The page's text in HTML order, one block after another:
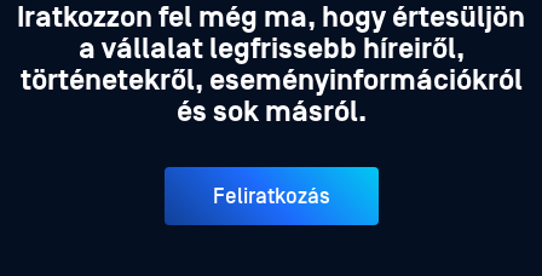
Iratkozzon fel még ma, hogy értesüljön
a vállalat legfrissebb híreiről,
történetekről, eseményinformációkról
és sok másról.
Feliratkozás